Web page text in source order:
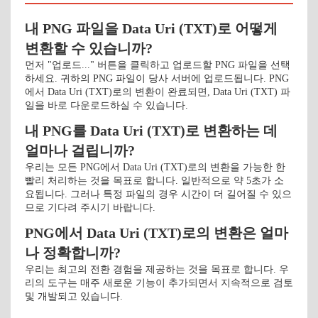
내 PNG 파일을 Data Uri (TXT)로 어떻게
변환할 수 있습니까?
먼저 "업로드..." 버튼을 클릭하고 업로드할 PNG 파일을 선택
하세요. 귀하의 PNG 파일이 당사 서버에 업로드됩니다. PNG
에서 Data Uri (TXT)로의 변환이 완료되면, Data Uri (TXT) 파
일을 바로 다운로드하실 수 있습니다.
내 PNG를 Data Uri (TXT)로 변환하는 데
얼마나 걸립니까?
우리는 모든 PNG에서 Data Uri (TXT)로의 변환을 가능한 한
빨리 처리하는 것을 목표로 합니다. 일반적으로 약 5초가 소
요됩니다. 그러나 특정 파일의 경우 시간이 더 길어질 수 있으
므로 기다려 주시기 바랍니다.
PNG에서 Data Uri (TXT)로의 변환은 얼마
나 정확합니까?
우리는 최고의 전환 경험을 제공하는 것을 목표로 합니다. 우
리의 도구는 매주 새로운 기능이 추가되면서 지속적으로 검토
및 개발되고 있습니다.